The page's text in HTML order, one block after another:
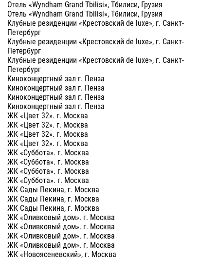
Отель «Wyndham Grand Tbilisi», Тбилиси, Грузия
Отель «Wyndham Grand Tbilisi», Тбилиси, Грузия
Клубные резиденции «Крестовский de luxe», г. Санкт-
Петербург
Клубные резиденции «Крестовский de luxe», г. Санкт-
Петербург
Клубные резиденции «Крестовский de luxe», г. Санкт-
Петербург
Киноконцертный зал г. Пенза
Киноконцертный зал г. Пенза
Киноконцертный зал г. Пенза
Киноконцертный зал г. Пенза
ЖК «Цвет 32». г. Москва
ЖК «Цвет 32». г. Москва
ЖК «Цвет 32». г. Москва
ЖК «Цвет 32». г. Москва
ЖК «Суббота». г. Москва
ЖК «Суббота». г. Москва
ЖК «Суббота». г. Москва
ЖК «Суббота». г. Москва
ЖК Сады Пекина, г. Москва
ЖК Сады Пекина, г. Москва
ЖК Сады Пекина, г. Москва
ЖК «Оливковый дом». г. Москва
ЖК «Оливковый дом». г. Москва
ЖК «Оливковый дом». г. Москва
ЖК «Оливковый дом». г. Москва
ЖК «Новоясеневский», г. Москва